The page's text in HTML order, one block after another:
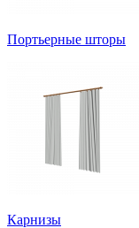
Портьерные шторы
Карнизы